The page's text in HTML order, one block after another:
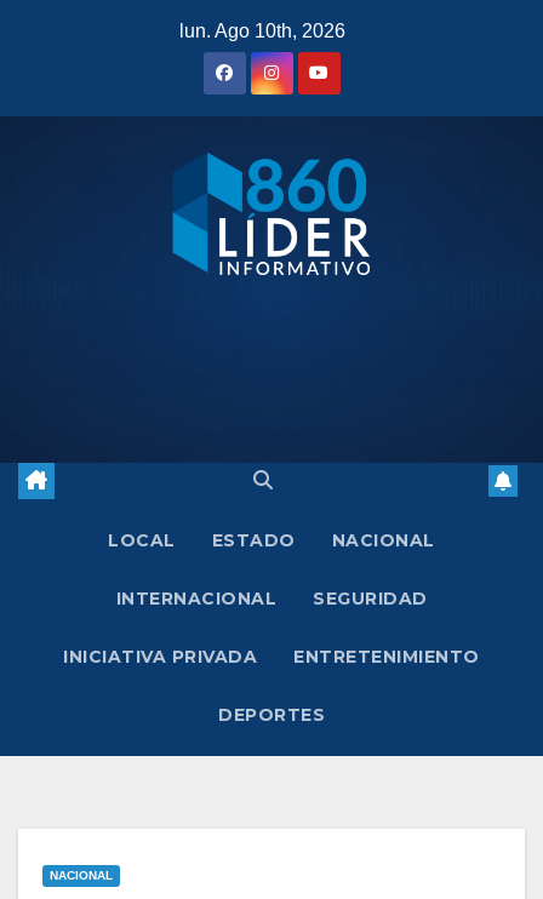
lun. Ago 10th, 2026
LOCAL ESTADO NACIONAL
INTERNACIONAL SEGURIDAD
INICIATIVA PRIVADA ENTRETENIMIENTO
DEPORTES
NACIONAL